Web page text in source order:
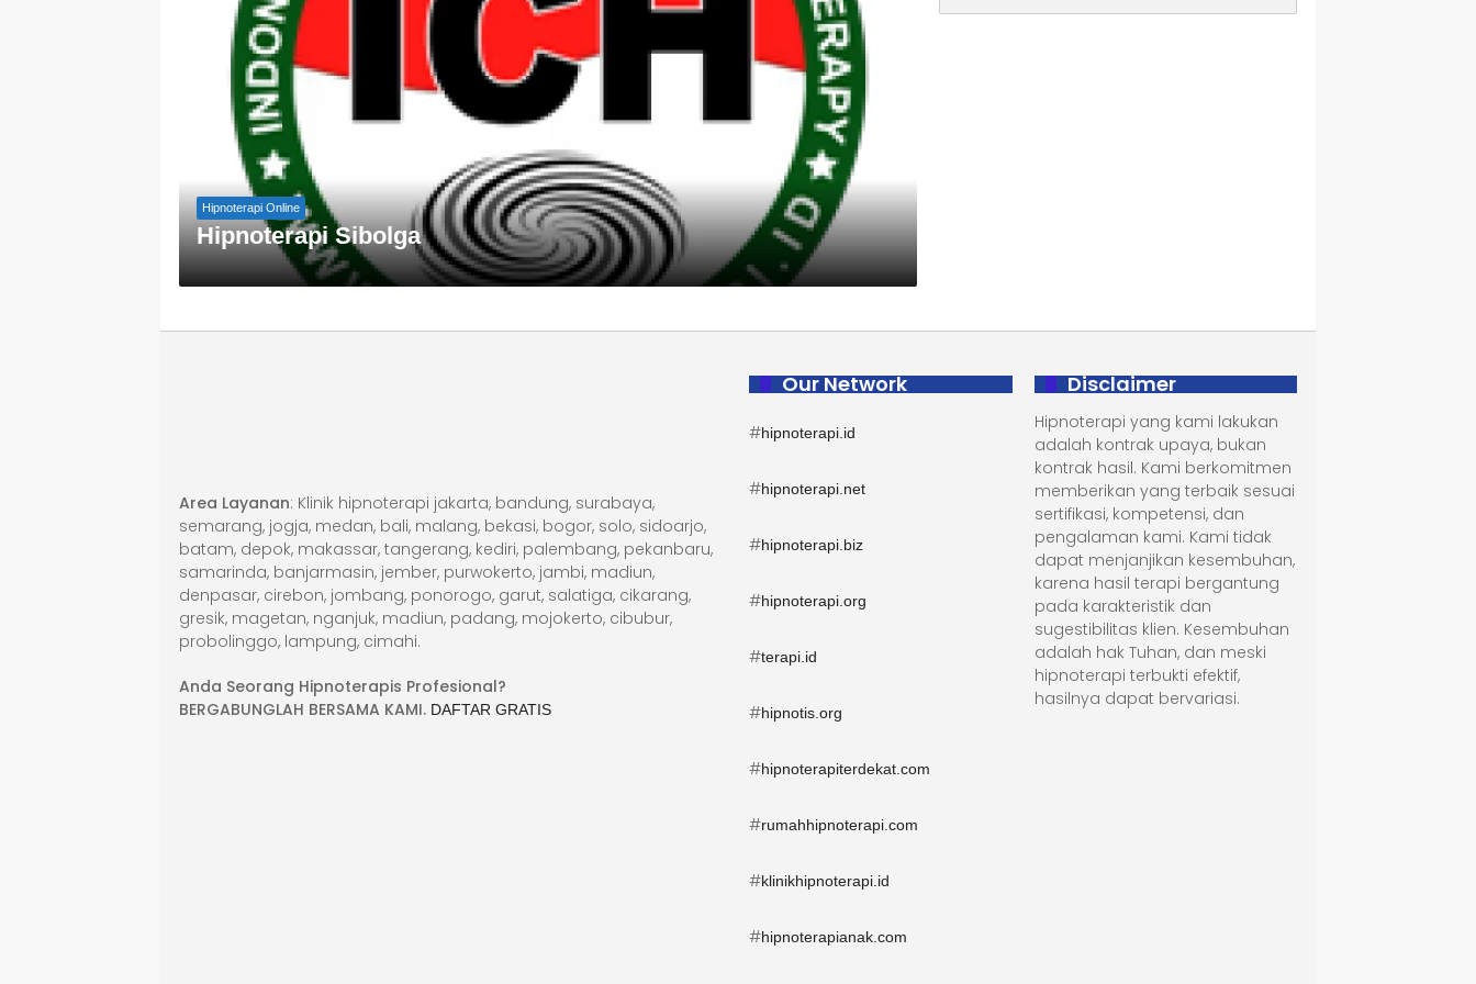
Hipnoterapi Online
Hipnoterapi Sibolga
Area Layanan: Klinik hipnoterapi jakarta, bandung, surabaya,
semarang, jogja, medan, bali, malang, bekasi, bogor, solo, sidoarjo,
batam, depok, makassar, tangerang, kediri, palembang, pekanbaru,
samarinda, banjarmasin, jember, purwokerto, jambi, madiun,
denpasar, cirebon, jombang, ponorogo, garut, salatiga, cikarang,
gresik, magetan, nganjuk, madiun, padang, mojokerto, cibubur,
probolinggo, lampung, cimahi.
Anda Seorang Hipnoterapis Profesional?
BERGABUNGLAH BERSAMA KAMI. DAFTAR GRATIS
Our Network
#hipnoterapi.id
#hipnoterapi.net
#hipnoterapi.biz
#hipnoterapi.org
#terapi.id
#hipnotis.org
#hipnoterapiterdekat.com
#rumahhipnoterapi.com
#klinikhipnoterapi.id
#hipnoterapianak.com
Disclaimer
Hipnoterapi yang kami lakukan
adalah kontrak upaya, bukan
kontrak hasil. Kami berkomitmen
memberikan yang terbaik sesuai
sertifikasi, kompetensi, dan
pengalaman kami. Kami tidak
dapat menjanjikan kesembuhan,
karena hasil terapi bergantung
pada karakteristik dan
sugestibilitas klien. Kesembuhan
adalah hak Tuhan, dan meski
hipnoterapi terbukti efektif,
hasilnya dapat bervariasi.